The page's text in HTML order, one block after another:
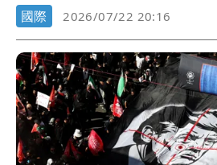
國際 2026/07/22 20:16